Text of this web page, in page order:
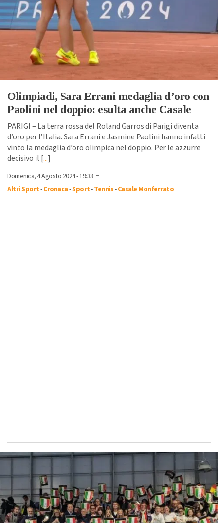
Olimpiadi, Sara Errani medaglia d’oro con
Paolini nel doppio: esulta anche Casale
PARIGI – La terra rossa del Roland Garros di Parigi diventa
d’oro per l’Italia. Sara Errani e Jasmine Paolini hanno infatti
vinto la medaglia d’oro olimpica nel doppio. Per le azzurre
decisivo il [...]
Domenica, 4 Agosto 2024 - 19:33 -
Altri Sport-Cronaca-Sport-Tennis-Casale Monferrato